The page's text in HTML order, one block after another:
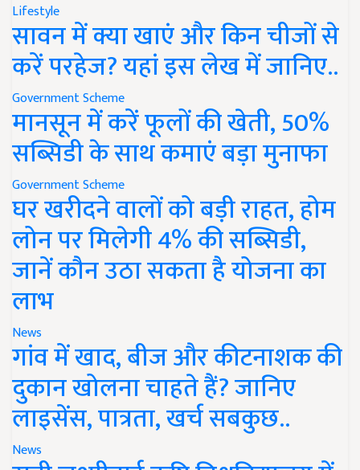
Lifestyle
सावन में क्या खाएं और किन चीजों से
करें परहेज? यहां इस लेख में जानिए..
Government Scheme
मानसून में करें फूलों की खेती, 50%
सब्सिडी के साथ कमाएं बड़ा मुनाफा
Government Scheme
घर खरीदने वालों को बड़ी राहत, होम
लोन पर मिलेगी 4% की सब्सिडी,
जानें कौन उठा सकता है योजना का
लाभ
News
गांव में खाद, बीज और कीटनाशक की
दुकान खोलना चाहते हैं? जानिए
लाइसेंस, पात्रता, खर्च सबकुछ..
News